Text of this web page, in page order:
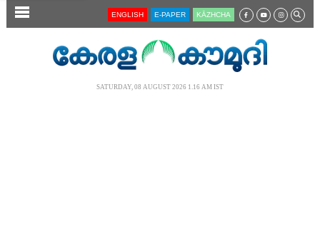
SECTIONS ENGLISH E-PAPER KĀZHCHA
SATURDAY, 08 AUGUST 2026 1.16 AM IST